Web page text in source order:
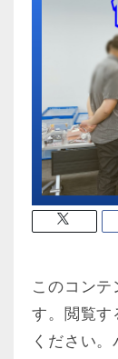
このコンテ
す。閲覧す
ください